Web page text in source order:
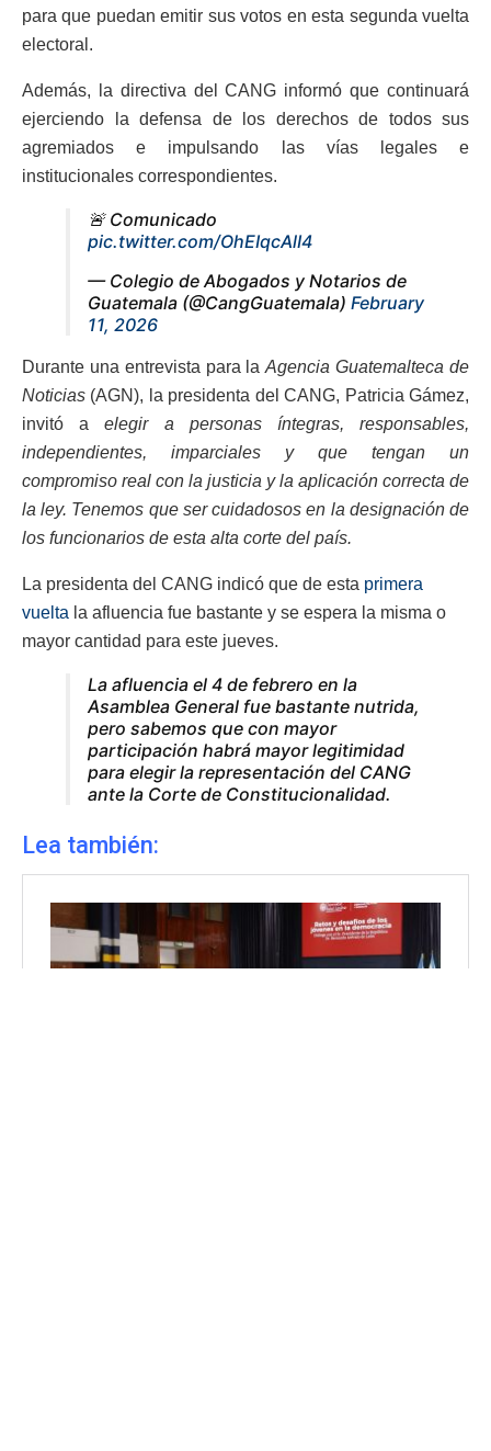
para que puedan emitir sus votos en esta segunda vuelta
electoral.
Además, la directiva del CANG informó que continuará
ejerciendo la defensa de los derechos de todos sus
agremiados e impulsando las vías legales e
institucionales correspondientes.
🚨 Comunicado
pic.twitter.com/OhEIqcAlI4
— Colegio de Abogados y Notarios de
Guatemala (@CangGuatemala) February
11, 2026
Durante una entrevista para laAgencia Guatemalteca de
Noticias (AGN), la presidenta del CANG, Patricia Gámez,
invitó aelegir a personas íntegras, responsables,
independientes, imparciales y que tengan un
compromiso real con la justicia y la aplicación correcta de
la ley. Tenemos que ser cuidadosos en la designación de
los funcionarios de esta alta corte del país.
La presidenta del CANG indicó que de esta primera
vuelta la afluencia fue bastante y se espera la misma o
mayor cantidad para este jueves.
La afluencia el 4 de febrero en la
Asamblea General fue bastante nutrida,
pero sabemos que con mayor
participación habrá mayor legitimidad
para elegir la representación del CANG
ante la Corte de Constitucionalidad.
Lea también: